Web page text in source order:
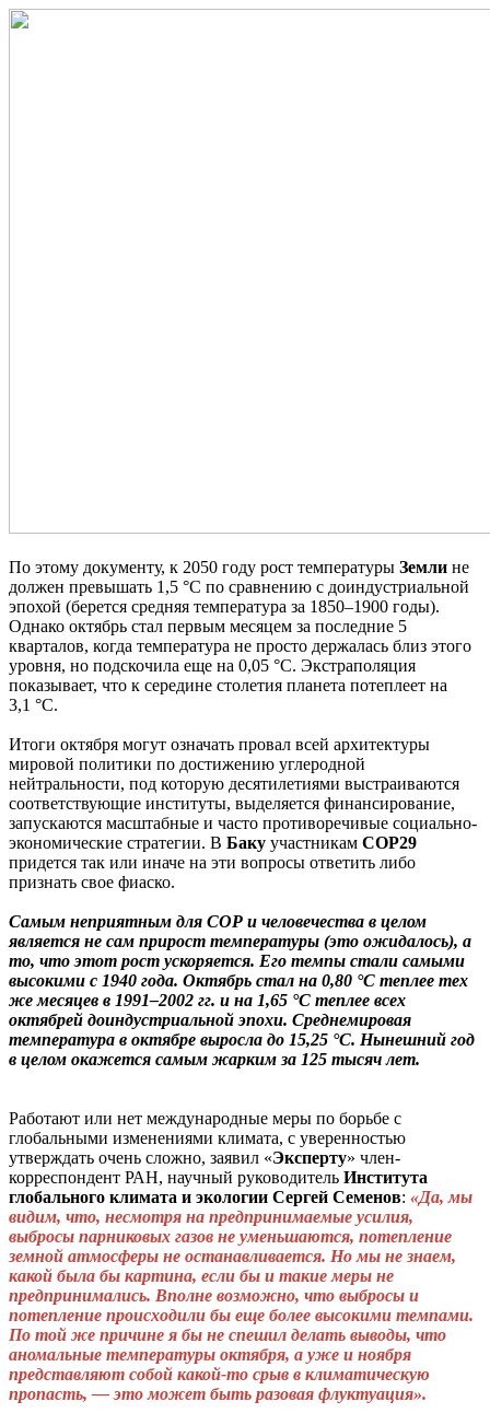
По этому документу, к 2050 году рост температуры Земли не
должен превышать 1,5 °C по сравнению с доиндустриальной
эпохой (берется средняя температура за 1850–1900 годы).
Однако октябрь стал первым месяцем за последние 5
кварталов, когда температура не просто держалась близ этого
уровня, но подскочила еще на 0,05 °C. Экстраполяция
показывает, что к середине столетия планета потеплеет на
3,1 °C.
Итоги октября могут означать провал всей архитектуры
мировой политики по достижению углеродной
нейтральности, под которую десятилетиями выстраиваются
соответствующие институты, выделяется финансирование,
запускаются масштабные и часто противоречивые социально-
экономические стратегии. В Баку участникам СОР29
придется так или иначе на эти вопросы ответить либо
признать свое фиаско.
Самым неприятным для СОР и человечества в целом
является не сам прирост температуры (это ожидалось), а
то, что этот рост ускоряется. Его темпы стали самыми
высокими c 1940 года. Октябрь стал на 0,80 °C теплее тех
же месяцев в 1991–2002 гг. и на 1,65 °C теплее всех
октябрей доиндустриальной эпохи. Среднемировая
температура в октябре выросла до 15,25 °C. Нынешний год
в целом окажется самым жарким за 125 тысяч лет.
Работают или нет международные меры по борьбе с
глобальными изменениями климата, с уверенностью
утверждать очень сложно, заявил «Эксперту» член-
корреспондент РАН, научный руководитель Института
глобального климата и экологии Сергей Семенов: «Да, мы
видим, что, несмотря на предпринимаемые усилия,
выбросы парниковых газов не уменьшаются, потепление
земной атмосферы не останавливается. Но мы не знаем,
какой была бы картина, если бы и такие меры не
предпринимались. Вполне возможно, что выбросы и
потепление происходили бы еще более высокими темпами.
По той же причине я бы не спешил делать выводы, что
аномальные температуры октября, а уже и ноября
представляют собой какой-то срыв в климатическую
пропасть, — это может быть разовая флуктуация».